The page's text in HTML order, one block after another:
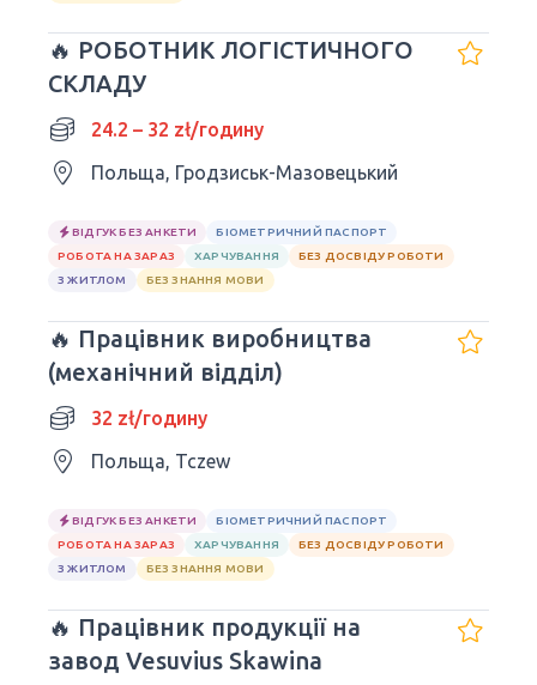
🔥 РОБОТНИК ЛОГІСТИЧНОГО
СКЛАДУ
24.2 – 32 zł/годину
Польща, Гродзиськ-Мазовецький
ВІДГУК БЕЗ АНКЕТИ
БІОМЕТРИЧНИЙ ПАСПОРТ
РОБОТА НА ЗАРАЗ
ХАРЧУВАННЯ
БЕЗ ДОСВІДУ РОБОТИ
З ЖИТЛОМ
БЕЗ ЗНАННЯ МОВИ
🔥 Працівник виробництва
(механічний відділ)
32 zł/годину
Польща, Tczew
ВІДГУК БЕЗ АНКЕТИ
БІОМЕТРИЧНИЙ ПАСПОРТ
РОБОТА НА ЗАРАЗ
ХАРЧУВАННЯ
БЕЗ ДОСВІДУ РОБОТИ
З ЖИТЛОМ
БЕЗ ЗНАННЯ МОВИ
🔥 Працівник продукції на
завод Vesuvius Skawina